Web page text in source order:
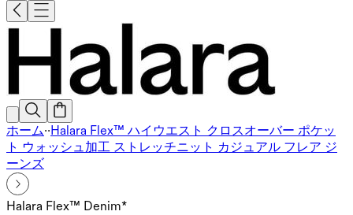
ホーム··Halara Flex™ ハイウエスト クロスオーバー ポケッ
ト ウォッシュ加工 ストレッチニット カジュアル フレア ジ
ーンズ
Halara Flex™ Denim*